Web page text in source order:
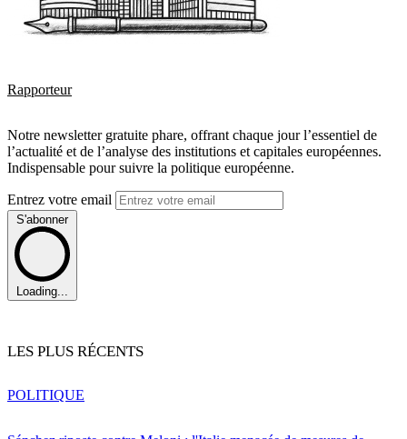
Rapporteur
Notre newsletter gratuite phare, offrant chaque jour l’essentiel de
l’actualité et de l’analyse des institutions et capitales européennes.
Indispensable pour suivre la politique européenne.
Entrez votre email
S'abonner
Loading...
LES PLUS RÉCENTS
POLITIQUE